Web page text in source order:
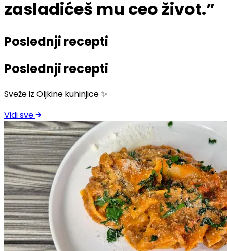
zasladićeš mu ceo život.”
Poslednji recepti
Poslednji recepti
Sveže iz Oljkine kuhinjice ✨
Vidi sve